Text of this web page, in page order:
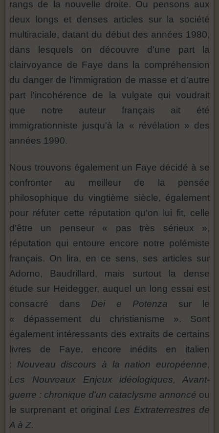
rangs de la nouvelle droite. Ou pensons aux
deux longs et denses articles sur la société
multiraciale, datant du début des années 1980,
dans lesquels on découvre d'une part la
clairvoyance de Faye dans la compréhension
du danger de l'immigration de masse et d'autre
part l'incohérence de la vulgate qui voudrait
que notre auteur français ait été
immigrationniste jusqu'à la « révélation » des
années 1990.
Nous trouvons également un Faye décidé à se
confronter au meilleur de la pensée
philosophique du vingtième siècle, également
pour réfuter cette réputation qu'on lui fit, celle
d'être un penseur « pas très sérieux »,
réputation qui entoure encore notre polémiste
français. On lira, en ce sens, ses articles sur
Adorno, Baudrillard, mais surtout la dense
étude sur Heidegger, auquel un long essai est
consacré dans Dei e Potenza sur le
« dépassement du christianisme ». Sont
également intéressants des extraits de certains
livres de Faye, encore inédits en italien
: Nouveau discours à la nation européenne,
Les Nouveaux Enjeux idéologiques, Avant-
guerre : chronique d'un cataclysme annoncé ou
le surprenant et original Les Extraterrestres de
A à Z.